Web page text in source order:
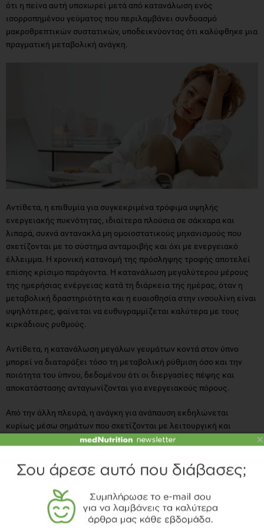
πραγματική μεταβολική ανάγκη.
Αντίθετα, η επιθυμία για συγκεκριμένα τρόφιμα υψηλής
ενεργειακής πυκνότητας, ιδιαίτερα πλούσια σε σάκχαρα και
σχετίζονται με το σύστημα ανταμοιβής και όχι με ενεργειακό
έλλειμμα. Η χρονική κατανομή της πρόσληψης τροφής αποτελεί
επίσης κρίσιμο παράγοντα. Η κατανάλωση μεγαλύτερου μέρους
της ημερήσιας ενέργειας κατά τη διάρκεια της ημέρας, όταν η
μεταβολική δραστηριότητα και η ευαισθησία στην ινσουλίνη είναι
υψηλότερες, φαίνεται να ευθυγραμμίζεται καλύτερα με τους
κιρκάδιους ρυθμούς.
Αντίθετα, η κατανάλωση μεγάλων γευμάτων κοντά στον ύπνο
μπορεί να διαταράξει τόσο τη μεταβολική ρύθμιση όσο και την
αποκατάστασης ανταγωνίζονται για ενεργειακούς πόρους.
Από την άλλη πλευρά, η ανάγκη για ανάπαυση εκδηλώνεται
κυρίως μέσω σημάτων που σχετίζονται με λειτουργική και
συγκέντρωσης, αίσθησης νοητικής θόλωσης ή πτώσης της
απόδοσης αποτελούν ενδείξεις ότι το μεταβολικό σύστημα
απαιτεί αποκατάσταση. Ιδιαίτερα κατά τις απογευματινές και
εκλαμβάνεται λανθασμένα ως πείνα, οδηγώντας σε άσκοπη
πρόσληψη τροφής αντί για την απαραίτητη ανάπαυση.
Πρακτικές συμβουλές
×